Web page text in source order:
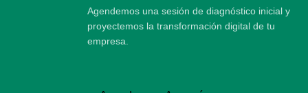
Agendemos una sesión de diagnóstico inicial y
proyectemos la transformación digital de tu
empresa.